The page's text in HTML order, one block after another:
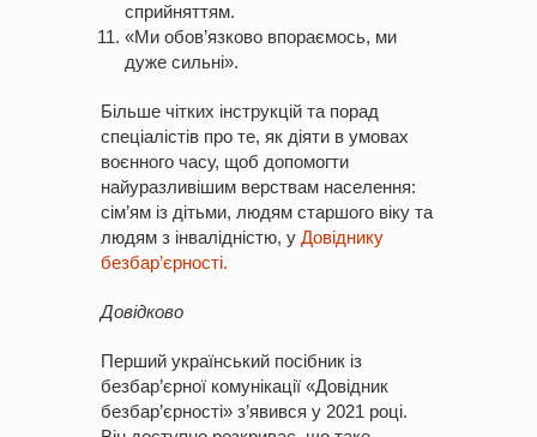
сприйняттям.
«Ми обов’язково впораємось, ми
дуже сильні».
Більше чітких інструкцій та порад
спеціалістів про те, як діяти в умовах
воєнного часу, щоб допомогти
найуразливішим верствам населення:
сім’ям із дітьми, людям старшого віку та
людям з інвалідністю, у Довіднику
безбар’єрності.
Довідково
Перший український посібник із
безбар’єрної комунікації «Довідник
безбар’єрності» з’явився у 2021 році.